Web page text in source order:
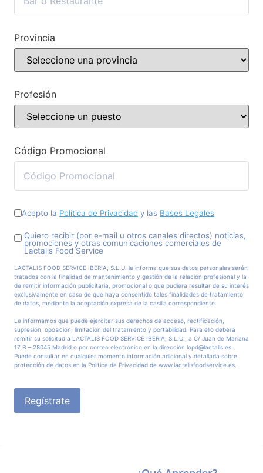
Provincia
Profesión
Código Promocional
Acepto la Política de Privacidad y las Bases Legales
Quiero recibir (por e-mail u otros canales directos) noticias,
promociones y otras comunicaciones comerciales de
Lactalis Food Service
LACTALIS FOOD SERVICE IBERIA, S.L.U. le informa que sus datos personales serán
tratados con la finalidad de mantenimiento y gestión de la relación profesional y la
de remitir información publicitaria, promocional o que pudiera resultar de su interés
exclusivamente en caso de que haya consentido tales finalidades de tratamiento
de datos, mediante la aceptación expresa de la casilla correspondiente.
Le informamos que puede ejercitar sus derechos de acceso, rectificación,
supresión, oposición, limitación del tratamiento y portabilidad. Para ello deberá
remitir su solicitud a LACTALIS FOOD SERVICE IBERIA, S.L.U., a C/ Juan de Mariana
17 B – 28045 Madrid o por correo electrónico en la dirección lopd@lactalis.es.
Puede consultar en cualquier momento información adicional y detallada sobre
protección de datos en la Política de Privacidad de www.lactalisfoodservice.es.
Regístrate